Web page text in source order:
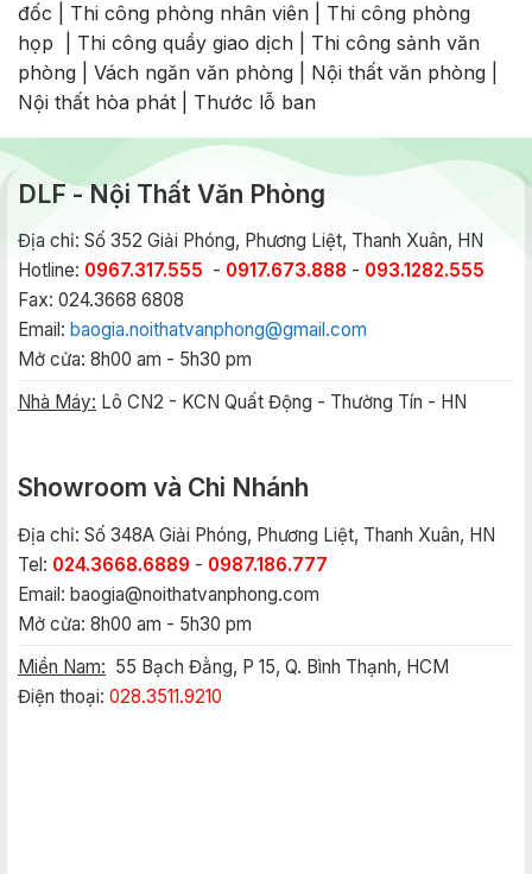
đốc
Thi công phòng nhân viên
Thi công phòng
họp
Thi công quầy giao dịch
Thi công sảnh văn
phòng
Vách ngăn văn phòng Nội thất văn phòng
Nội thất hòa phát
Thước lỗ ban
DLF - Nội Thất Văn Phòng
Địa chỉ: Số 352 Giải Phóng, Phương Liệt, Thanh Xuân, HN
Hotline: 0967.317.555 - 0917.673.888 - 093.1282.555
Fax: 024.3668 6808
Email: baogia.noithatvanphong@gmail.com
Mở cửa: 8h00 am - 5h30 pm
Nhà Máy: Lô CN2 - KCN Quất Động - Thường Tín - HN
Showroom và Chi Nhánh
Địa chỉ: Số 348A Giải Phóng, Phương Liệt, Thanh Xuân, HN
Tel: 024.3668.6889 - 0987.186.777
Email: baogia@noithatvanphong.com
Mở cửa: 8h00 am - 5h30 pm
Miền Nam: 55 Bạch Đằng, P 15, Q. Bình Thạnh, HCM
Điện thoại: 028.3511.9210